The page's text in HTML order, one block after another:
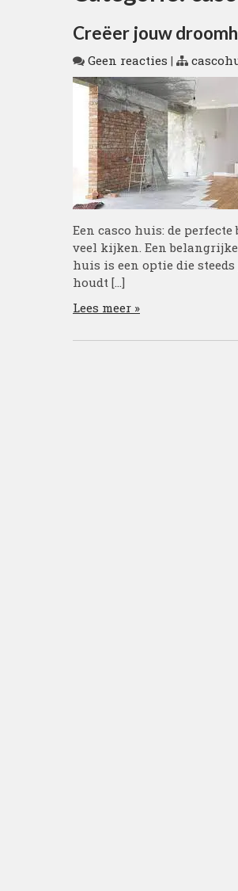
Creëer jouw
Geen reacties |
Een casco huis: de
veel kijken. Een
huis is een optie die
houdt […]
Lees meer »